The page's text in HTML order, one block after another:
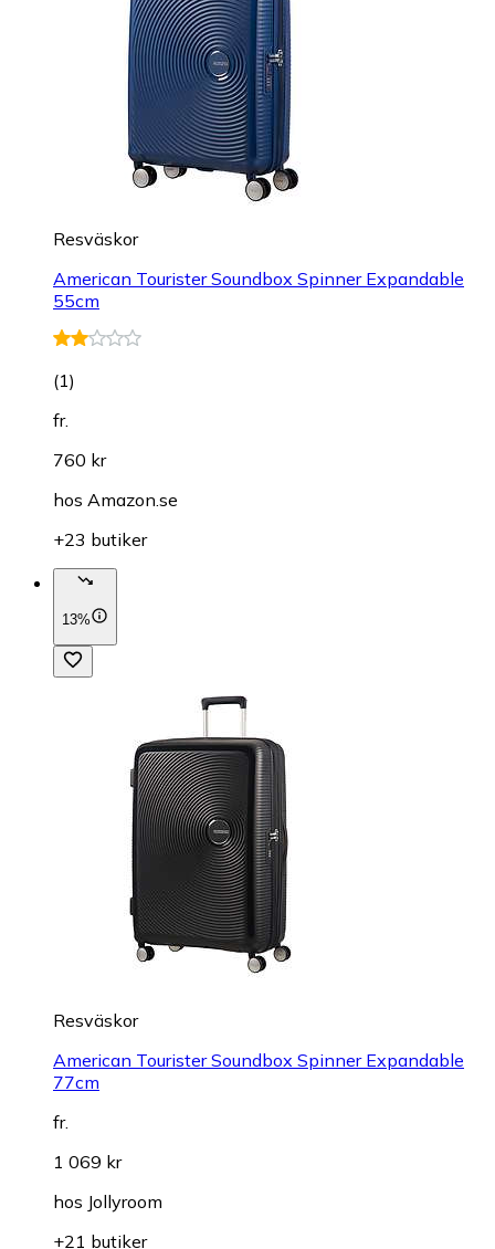
Resväskor
American Tourister Soundbox Spinner Expandable
55cm
(1)
fr.
760 kr
hos Amazon.se
+23 butiker
13%
Resväskor
American Tourister Soundbox Spinner Expandable
77cm
fr.
1 069 kr
hos Jollyroom
+21 butiker